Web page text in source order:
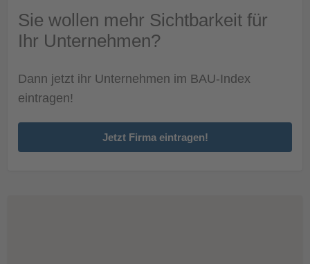
Sie wollen mehr Sichtbarkeit für
Ihr Unternehmen?
Dann jetzt ihr Unternehmen im BAU-Index
eintragen!
Jetzt Firma eintragen!